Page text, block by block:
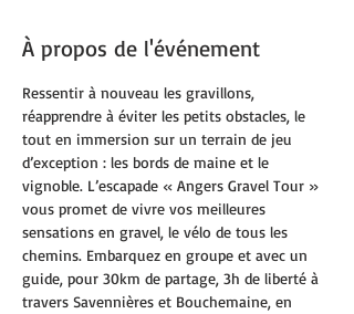
À propos de l'événement
Ressentir à nouveau les gravillons,
réapprendre à éviter les petits obstacles, le
tout en immersion sur un terrain de jeu
d’exception : les bords de maine et le
vignoble. L’escapade « Angers Gravel Tour »
vous promet de vivre vos meilleures
sensations en gravel, le vélo de tous les
chemins. Embarquez en groupe et avec un
guide, pour 30km de partage, 3h de liberté à
travers Savennières et Bouchemaine, en